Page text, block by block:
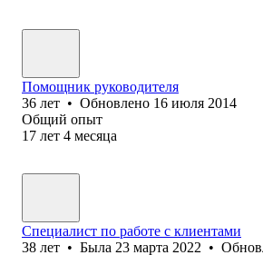
Помощник руководителя
36 лет • Обновлено 16 июля 2014
Общий опыт
17 лет 4 месяца
Специалист по работе с клиентами
38 лет • Была 23 марта 2022 •